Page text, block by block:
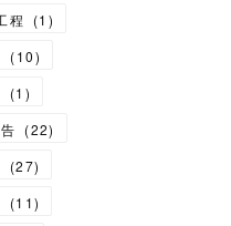
程
(1 )
(10)
(1 )
(22)
(27)
(11)